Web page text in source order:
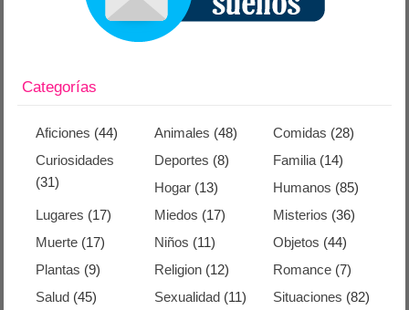
Categorías
Aficiones (44) Animales (48) Comidas (28)
Curiosidades
(31)
Deportes (8) Familia(14)
Hogar (13) Humanos (85)
Lugares (17) Miedos (17) Misterios (36)
Muerte (17) Niños (11) Objetos (44)
Plantas (9) Religion (12) Romance(7)
Salud (45) Sexualidad (11) Situaciones (82)